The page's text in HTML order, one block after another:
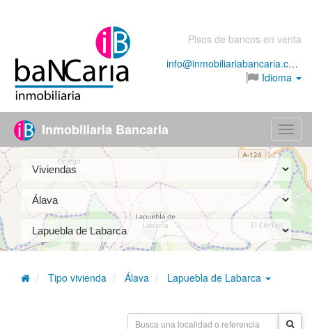
Pisos de bancos en venta
info@inmobiliariabancaria.com
Idioma
Menú
Inmobiliaria Bancaria
Tipo vivienda Álava Lapuebla de Labarca